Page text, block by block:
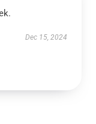
Dec 15, 2024